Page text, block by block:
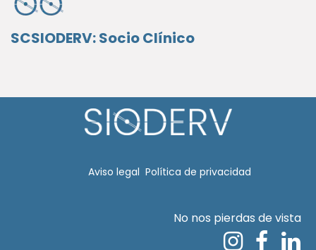
SCSIODERV: Socio Clínico
Aviso legal​ Política de privacidad
No nos pierdas de vista